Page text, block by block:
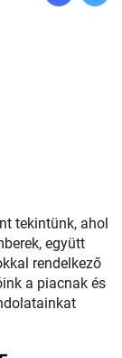
tekintünk, ahol
együtt
rendelkező
a piacnak és